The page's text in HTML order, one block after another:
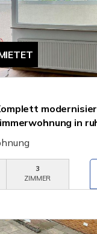
in
3
ZIMMER